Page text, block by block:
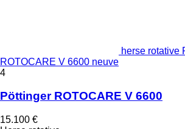
herse rotative
ROTOCARE V 6600 neuve
4
Pöttinger ROTOCARE V 6600
15.100 €